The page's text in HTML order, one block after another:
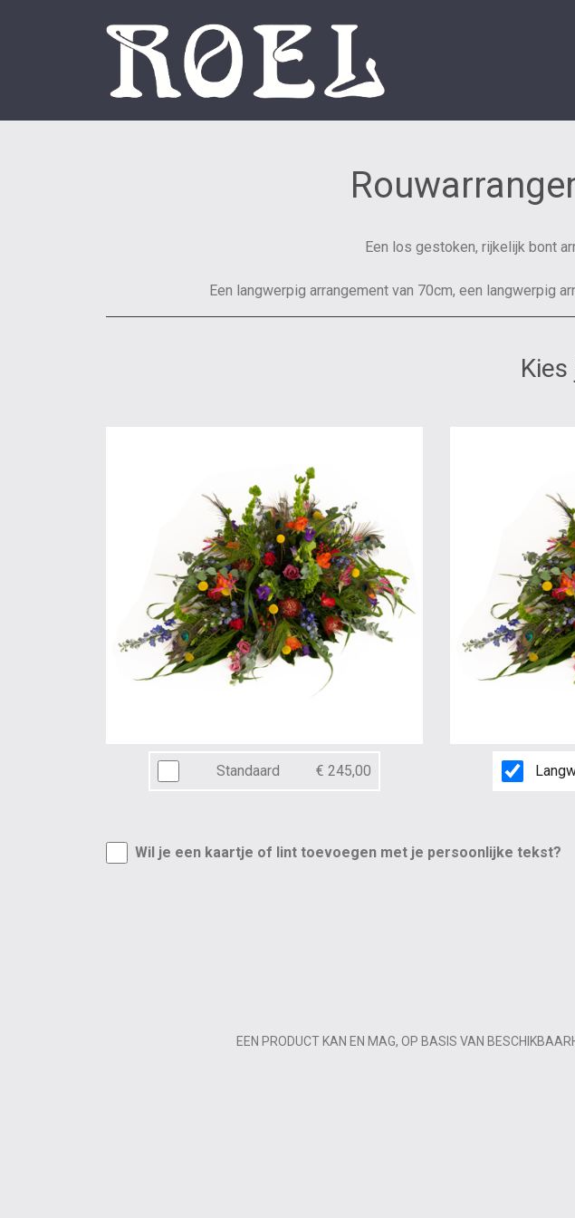
Een los gestoken, rijkelijk bont
Een langwerpig arrangement van 70cm, een langwerpig
Standaard € 245,00
Wil je een kaartje of lint toevoegen met je persoonlijke tekst?
EEN PRODUCT KAN EN MAG, OP BASIS VAN